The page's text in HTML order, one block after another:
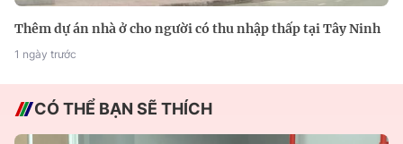
Thêm dự án nhà ở cho người có thu nhập thấp tại Tây Ninh
1 ngày trước
CÓ THỂ BẠN SẼ THÍCH